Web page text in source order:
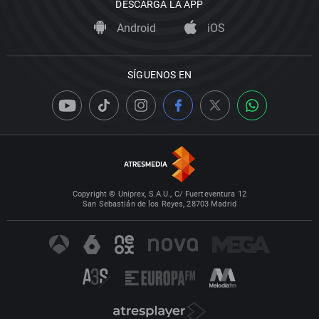
DESCARGA LA APP
Android iOS
SÍGUENOS EN
Copyright © Uniprex, S.A.U., C/ Fuerteventura 12
San Sebastián de los Reyes, 28703 Madrid